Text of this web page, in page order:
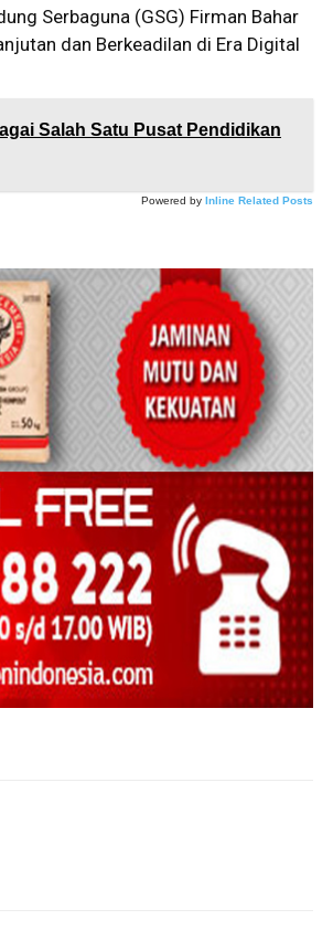
Serbaguna (GSG) Firman Bahar
dan Berkeadilan di Era Digital
Salah Satu Pusat Pendidikan
Powered by Inline Related Posts